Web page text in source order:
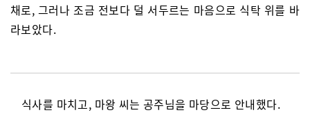
채로, 그러나 조금 전보다 덜 서두르는 마음으로 식탁 위를 바
라보았다.
식사를 마치고, 마왕 씨는 공주님을 마당으로 안내했다.